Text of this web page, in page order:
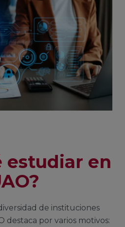
estudiar en
de instituciones
destaca por varios motivos: